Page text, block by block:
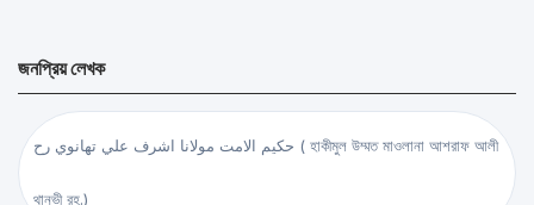
জনপ্রিয় লেখক
حكيم الامت مولانا اشرف علي تهانوي رح ( হাকীমুল উম্মত মাওলানা আশরাফ আলী
থানভী রহ.)